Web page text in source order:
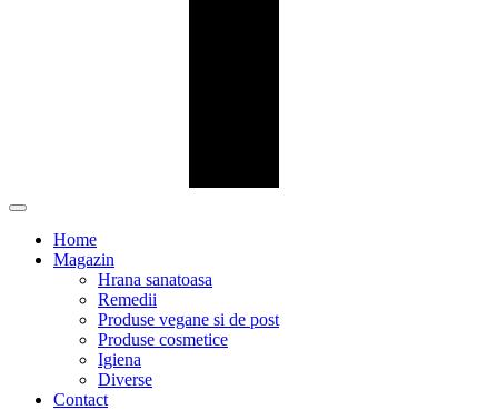
Home
Magazin
Hrana sanatoasa
Remedii
Produse vegane si de post
Produse cosmetice
Igiena
Diverse
Contact